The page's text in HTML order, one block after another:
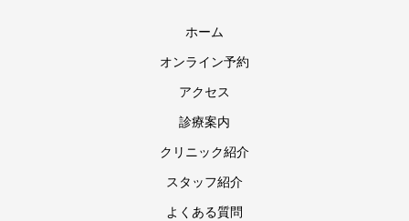
ホーム
オンライン予約
アクセス
診療案内
クリニック紹介
スタッフ紹介
よくある質問